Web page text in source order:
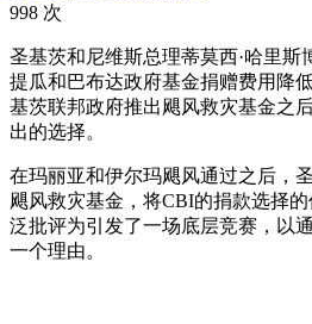
998 次
圣基茨和尼维斯总理蒂莫西·哈里斯
提瓜和巴布达政府基金捐赠费用降
基茨联邦政府推出飓风救灾基金之
出的选择。
在玛丽亚和伊尔玛飓风通过之后，
飓风救灾基金，将CBI的捐款选择
泛批评为引发了一场底层竞赛，以
一个理由。